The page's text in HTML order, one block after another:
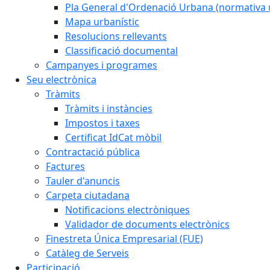
Pla General d'Ordenació Urbana (normativa
Mapa urbanístic
Resolucions rellevants
Classificació documental
Campanyes i programes
Seu electrònica
Tràmits
Tràmits i instàncies
Impostos i taxes
Certificat IdCat mòbil
Contractació pública
Factures
Tauler d'anuncis
Carpeta ciutadana
Notificacions electròniques
Validador de documents electrònics
Finestreta Única Empresarial (FUE)
Catàleg de Serveis